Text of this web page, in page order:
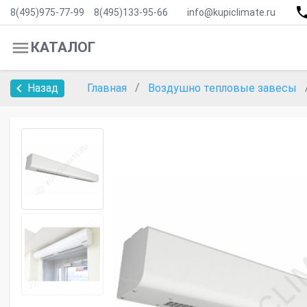
8(495)975-77-99 8(495)133-95-66 info@kupiclimate.ru
КАТАЛОГ
Назад Главная Воздушно тепловые завесы